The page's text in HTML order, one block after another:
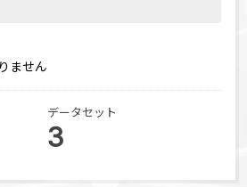
ません
データセット
3